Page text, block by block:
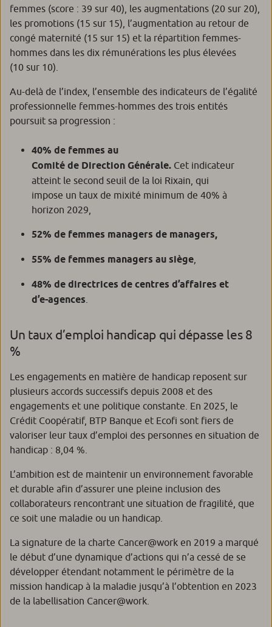
femmes (score : 39 sur 40), les augmentations (20 sur 20),
les promotions (15 sur 15), l’augmentation au retour de
congé maternité (15 sur 15) et la répartition femmes-
hommes dans les dix rémunérations les plus élevées
(10 sur 10).
Au-delà de l’index, l’ensemble des indicateurs de l’égalité
professionnelle femmes-hommes des trois entités
poursuit sa progression :
40% de femmes au
Comité de Direction Générale. Cet indicateur
atteint le second seuil de la loi Rixain, qui
impose un taux de mixité minimum de 40% à
horizon 2029,
52% de femmes managers de managers,
55% de femmes managers au siège
48% de directrices de centres d’affaires et
d’e-agences
Un taux d’emploi handicap qui dépasse les 8
%
Les engagements en matière de handicap reposent sur
plusieurs accords successifs depuis 2008 et des
engagements et une politique constante. En 2025, le
Crédit Coopératif, BTP Banque et Ecofi sont fiers de
valoriser leur taux d’emploi des personnes en situation de
handicap : 8,04 %.
L’ambition est de maintenir un environnement favorable
et durable afin d’assurer une pleine inclusion des
collaborateurs rencontrant une situation de fragilité, que
ce soit une maladie ou un handicap.
La signature de la charte Cancer@work en 2019 a marqué
le début d’une dynamique d’actions qui n’a cessé de se
développer étendant notamment le périmètre de la
mission handicap à la maladie jusqu’à l’obtention en 2023
de la labellisation Cancer@work.